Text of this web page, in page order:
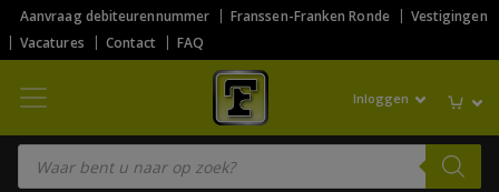
Aanvraag debiteurennummer Franssen-Franken Ronde
Vestigingen
Vacatures
Contact FAQ
Inloggen
Producten zoeken